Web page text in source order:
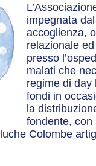
impegnata
accoglienza,
relazionale
presso
malati che
regime di day
fondi in
la
fondente, con
Colombe